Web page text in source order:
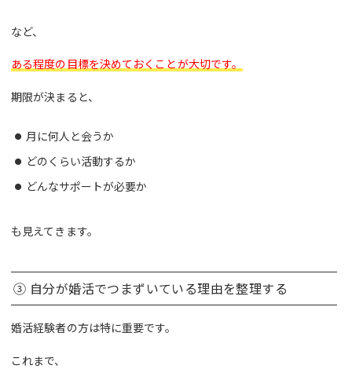
など、
ある程度の目標を決めておくことが大切です。
期限が決まると、
月に何人と会うか
どのくらい活動するか
どんなサポートが必要か
も見えてきます。
③ 自分が婚活でつまずいている理由を整理する
婚活経験者の方は特に重要です。
これまで、